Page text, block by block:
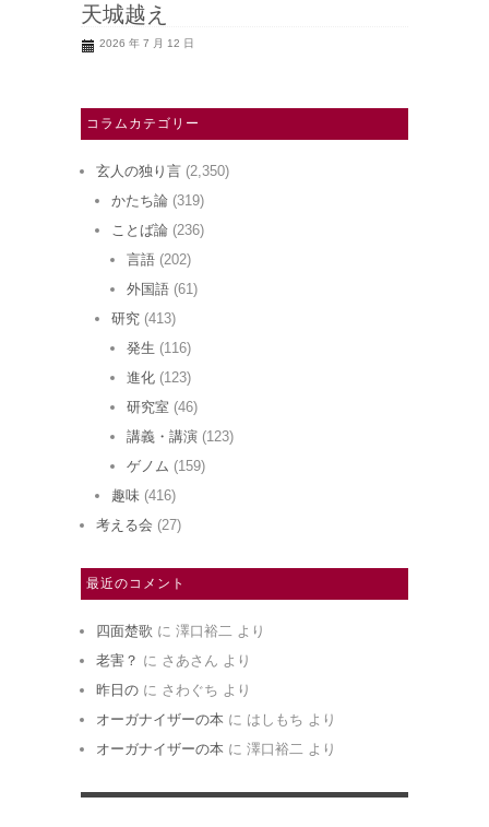
天城越え
2026 年 7 月 12 日
コラムカテゴリー
玄人の独り言 (2,350)
かたち論 (319)
ことば論 (236)
言語 (202)
外国語 (61)
研究 (413)
発生 (116)
進化 (123)
研究室 (46)
講義・講演 (123)
ゲノム (159)
趣味 (416)
考える会 (27)
最近のコメント
四面楚歌 に 澤口裕二 より
老害？ に さあさん より
昨日の に さわぐち より
オーガナイザーの本 に はしもち より
オーガナイザーの本 に 澤口裕二 より